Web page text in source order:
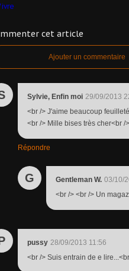
cet article
Ajouter un commentaire
Sylvie, Enfin moi 29/09/2013
<br /> J'aime beaucoup
<br /> Mille bises très cher<br />
Répondre
G Gentleman W. 03/10/
<br /> <br /> Un
pussy 28/09/2013 11:56
<br /> Suis entrain de e